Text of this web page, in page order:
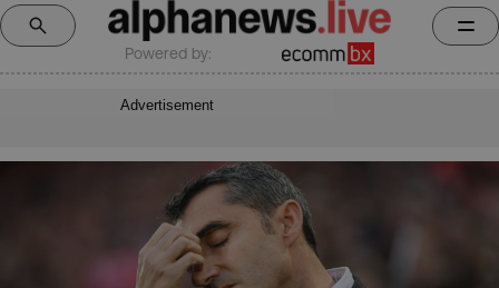
Powered by:
Advertisement